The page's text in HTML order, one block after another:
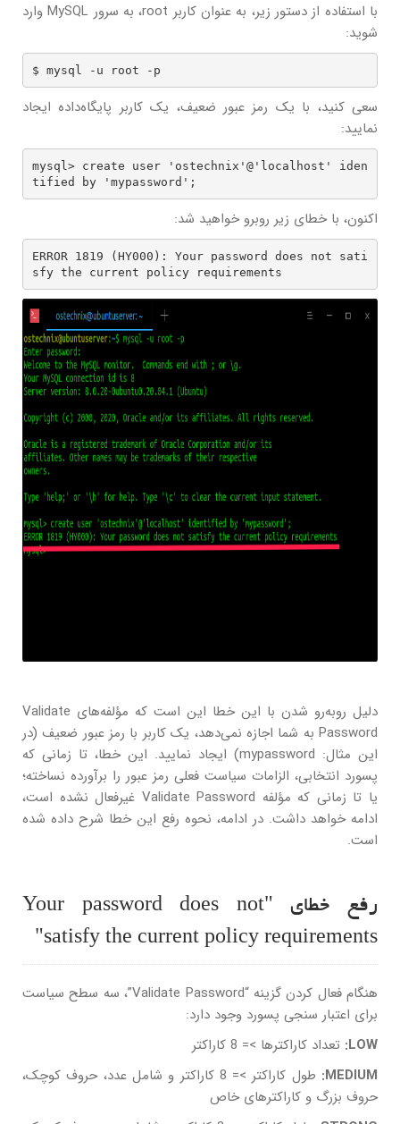
با استفاده از دستور زیر، به عنوان کاربر root، به سرور MySQL وارد
شوید:
$ mysql -u root -p
سعی کنید، با یک رمز عبور ضعیف، یک کاربر پایگاه‌داده ایجاد
نمایید:
mysql> create user 'ostechnix'@'localhost' iden
tified by 'mypassword';
اکنون، با خطای زیر روبرو خواهید شد:
ERROR 1819 (HY000): Your password does not sati
sfy the current policy requirements
دلیل روبه‌رو شدن با این خطا این است که مؤلفه‌های Validate
Password به شما اجازه نمی‌دهد، یک کاربر با رمز عبور ضعیف (در
این مثال: mypassword) ایجاد نمایید. این خطا، تا زمانی که
پسورد انتخابی، الزامات سیاست فعلی رمز عبور را برآورده نساخته؛
یا تا زمانی که مؤلفه Validate Password غیرفعال نشده است،
ادامه خواهد داشت. در ادامه، نحوه رفع این خطا شرح داده شده
است.
رفع خطای "Your password does not
satisfy the current policy requirements"
هنگام فعال کردن گزینه “Validate Password”، سه سطح سیاست
برای اعتبار سنجی پسورد وجود دارد:
LOW: تعداد کاراکترها >= 8 کاراکتر
MEDIUM:
طول کاراکتر >= 8 کاراکتر و شامل عدد، حروف کوچک،
حروف بزرگ و کاراکترهای خاص